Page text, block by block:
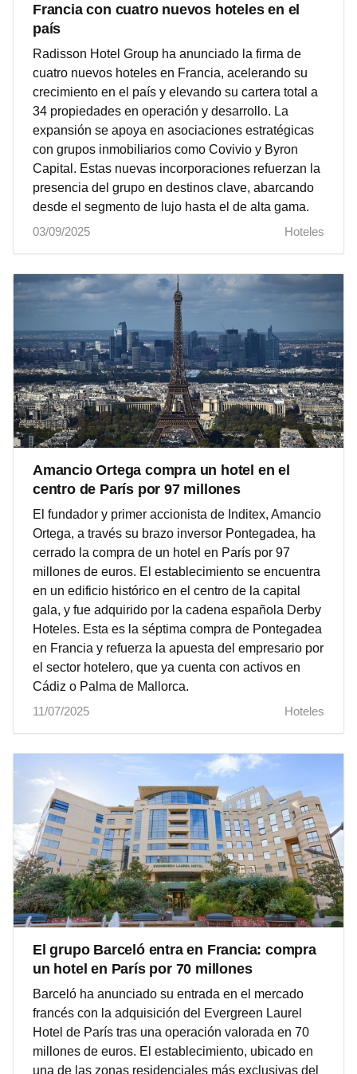
Francia con cuatro nuevos hoteles en el
país
Radisson Hotel Group ha anunciado la firma de
cuatro nuevos hoteles en Francia, acelerando su
crecimiento en el país y elevando su cartera total a
34 propiedades en operación y desarrollo. La
expansión se apoya en asociaciones estratégicas
con grupos inmobiliarios como Covivio y Byron
Capital. Estas nuevas incorporaciones refuerzan la
presencia del grupo en destinos clave, abarcando
desde el segmento de lujo hasta el de alta gama.
03/09/2025
Hoteles
Amancio Ortega compra un hotel en el
centro de París por 97 millones
El fundador y primer accionista de Inditex, Amancio
Ortega, a través su brazo inversor Pontegadea, ha
cerrado la compra de un hotel en París por 97
millones de euros. El establecimiento se encuentra
en un edificio histórico en el centro de la capital
gala, y fue adquirido por la cadena española Derby
Hoteles. Esta es la séptima compra de Pontegadea
en Francia y refuerza la apuesta del empresario por
el sector hotelero, que ya cuenta con activos en
Cádiz o Palma de Mallorca.
11/07/2025
Hoteles
El grupo Barceló entra en Francia: compra
un hotel en París por 70 millones
Barceló ha anunciado su entrada en el mercado
francés con la adquisición del Evergreen Laurel
Hotel de París tras una operación valorada en 70
millones de euros. El establecimiento, ubicado en
una de las zonas residenciales más exclusivas del